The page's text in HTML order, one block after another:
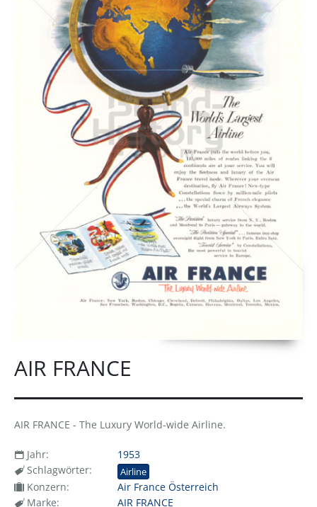
Konzerne
AIR FRANCE
AIR FRANCE - The Luxury World-wide Airline.
Jahr:
1953
Schlagwörter:
Airline
Konzern:
Air France Österreich
Marke:
AIR FRANCE